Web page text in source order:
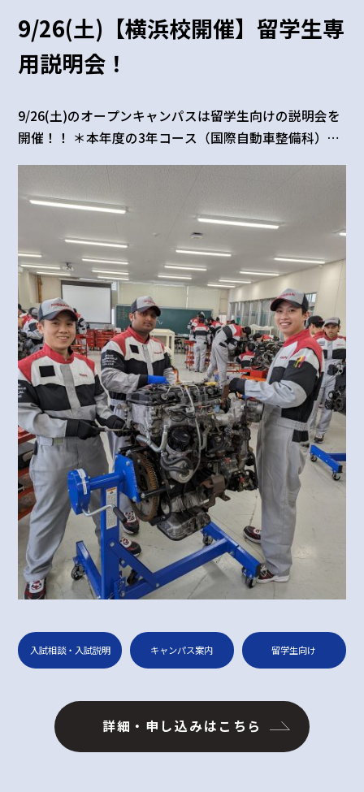
9/26(土)【横浜校開催】留学生専
用説明会！
9/26(土)のオープンキャンパスは留学生向けの説明会を
開催！！ ＊本年度の3年コース（国際自動車整備科）の
リー受付を終了いたしました。 ＊2年コース(自動車整備
科)、4年コース(一級自動車工学科)、2028年4月入学希
望のかたは参加できます。 ＜AMコース、PMコース＞の
どちらかでエントリー参加できます！ ●AM：10：00～
12：30...
入試相談・入試説明 キャンパス案内 留学生向け
詳細・申し込みはこちら